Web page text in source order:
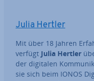
Julia Hertler
Mit über 18 Jahren
verfügt Julia Hertler
der digitalen
sie sich beim IONOS